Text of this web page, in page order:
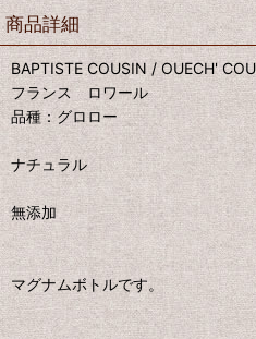
商品詳細
BAPTISTE COUSIN / OUECH'
フランス ロワール
品種：グロロー
ナチュラル
無添加
マグナムボトルです。